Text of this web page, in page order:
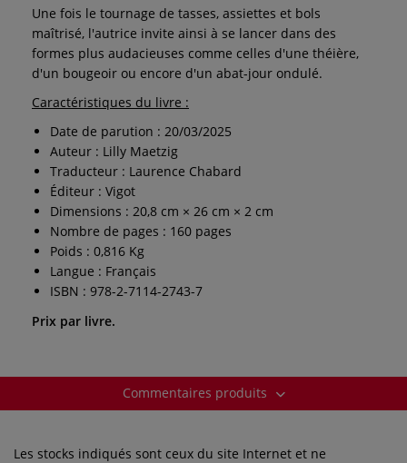
Une fois le tournage de tasses, assiettes et bols
maîtrisé, l'autrice invite ainsi à se lancer dans des
formes plus audacieuses comme celles d'une théière,
d'un bougeoir ou encore d'un abat-jour ondulé.
Caractéristiques du livre :
Date de parution : 20/03/2025
Auteur : Lilly Maetzig
Traducteur : Laurence Chabard
Éditeur : Vigot
Dimensions : 20,8 cm × 26 cm × 2 cm
Nombre de pages : 160 pages
Poids : 0,816 Kg
Langue : Français
ISBN : 978-2-7114-2743-7
Prix par livre.
Commentaires produits
Les stocks indiqués sont ceux du site Internet et ne